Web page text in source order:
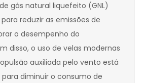
gás natural liquefeito (GNL)
reduzir as emissões de
o desempenho do
disso, o uso de velas modernas
auxiliada pelo vento está
diminuir o consumo de